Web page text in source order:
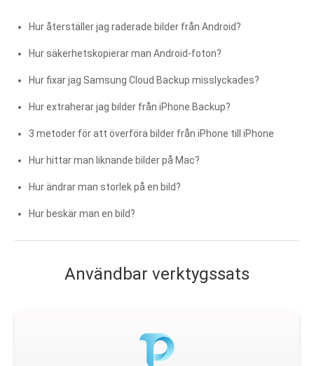
Hur återställer jag raderade bilder från Android?
Hur säkerhetskopierar man Android-foton?
Hur fixar jag Samsung Cloud Backup misslyckades?
Hur extraherar jag bilder från iPhone Backup?
3 metoder för att överföra bilder från iPhone till iPhone
Hur hittar man liknande bilder på Mac?
Hur ändrar man storlek på en bild?
Hur beskär man en bild?
Användbar verktygssats